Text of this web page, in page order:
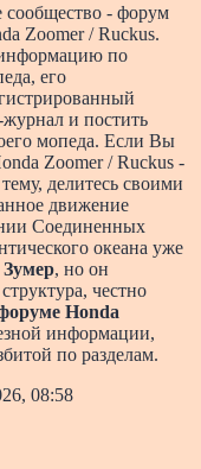
сообщество - форум
Zoomer / Ruckus.
по
его
журнал и постить
мопеда. Если Вы
Zoomer / Ruckus -
делитесь своими
движение
Соединенных
океана уже
, но он
честно
Honda
информации,
по разделам.
08:58